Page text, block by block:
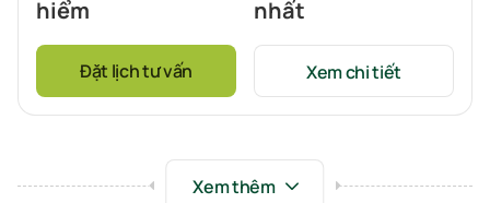
hiểm nhất
Đặt lịch tư vấn Xem chi tiết